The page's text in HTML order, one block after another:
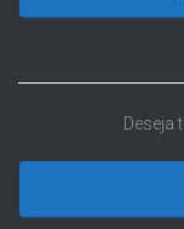
Deseja